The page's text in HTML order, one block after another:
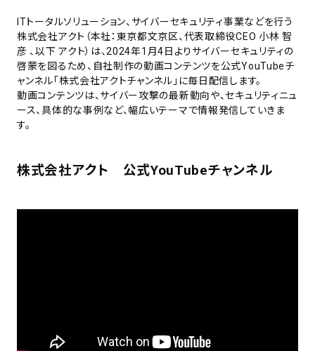
ITトータルソリューション、サイバーセキュリティ事業などを行う
株式会社アクト（本社：東京都文京区、代表取締役CEO 小林 智
彦 、以下 アクト）は、2024年1月4日よりサイバーセキュリティの
啓蒙を図るため、自社制作の動画コンテンツを公式YouTubeチ
ャンネル「株式会社アクトチャンネル」に毎日配信します。
動画コンテンツは、サイバー攻撃の最新動向や、セキュリティニュ
ース、具体的な事例など、幅広いテーマで情報発信していきま
す。
株式会社アクト 公式YouTubeチャンネル